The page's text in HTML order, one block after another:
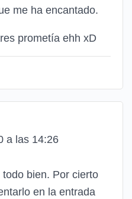
me ha encantado.
prometía ehh xD
a las 14:26
bien. Por cierto
en la entrada